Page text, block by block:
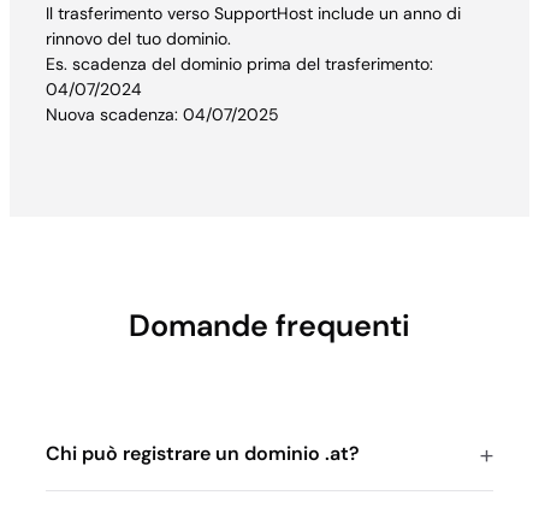
Il trasferimento verso SupportHost include un anno di
rinnovo del tuo dominio.
Es. scadenza del dominio prima del trasferimento:
04/07/2024
Nuova scadenza: 04/07/2025
Domande frequenti
Chi può registrare un dominio .at?